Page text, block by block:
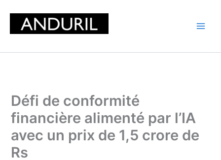
content
Défi de conformité
financière alimenté par l’IA
avec un prix de 1,5 crore de
Rs